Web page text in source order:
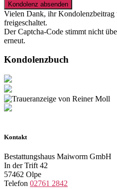
Kondolenz absenden
Vielen Dank, ihr
freigeschaltet.
Der Captcha-Code stimmt nicht
erneut.
Kondolenzbuch
Kontakt
Bestattungshaus Maiworm GmbH
In der Trift 42
57462 Olpe
Telefon 02761 2842